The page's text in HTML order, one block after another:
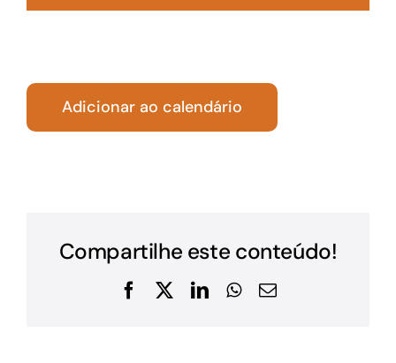
Adicionar ao calendário
Compartilhe este conteúdo!
Facebook
X LinkedInWhatsApp
E-